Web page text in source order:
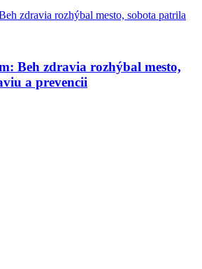
Beh zdravia rozhýbal mesto,
a prevencii